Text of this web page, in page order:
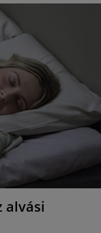
alvási